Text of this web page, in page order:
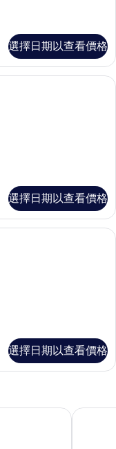
選擇日期以查看價格
| 迷你吧、客房內保險箱、
選擇日期以查看價格
| 迷你吧、客房內保險箱
選擇日期以查看價格
宜必思